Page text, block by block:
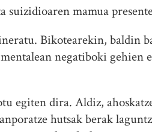
suizidioaren mamua
Bikotearekin, baldin
negatiboki gehien
egiten dira. Aldiz,
hutsak berak